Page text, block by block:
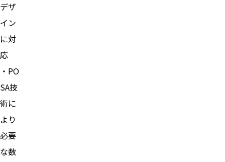
デザ
イン
に対
応
・PO
SA技
術に
より
必要
な数